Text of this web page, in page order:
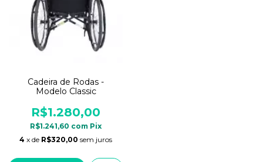
Cadeira de Rodas -
Modelo Classic
R$1.280,00
R$1.241,60 com Pix
4 x de R$320,00 sem juros